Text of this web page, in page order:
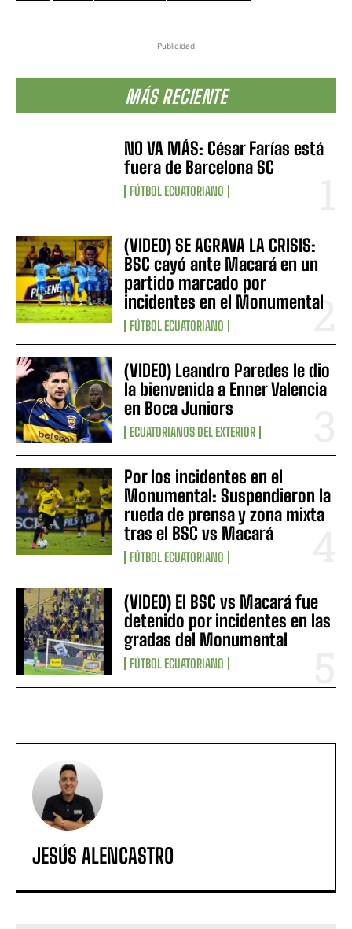
Publicidad
MÁS RECIENTE
NO VA MÁS: César Farías está
fuera de Barcelona SC
FÚTBOL ECUATORIANO
(VIDEO) SE AGRAVA LA CRISIS:
BSC cayó ante Macará en un
partido marcado por
incidentes en el Monumental
FÚTBOL ECUATORIANO
(VIDEO) Leandro Paredes le dio
la bienvenida a Enner Valencia
en Boca Juniors
ECUATORIANOS DEL EXTERIOR
Por los incidentes en el
Monumental: Suspendieron la
rueda de prensa y zona mixta
tras el BSC vs Macará
FÚTBOL ECUATORIANO
(VIDEO) El BSC vs Macará fue
detenido por incidentes en las
gradas del Monumental
FÚTBOL ECUATORIANO
JESÚS ALENCASTRO